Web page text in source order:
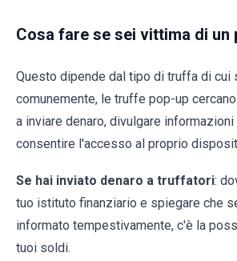
Cosa fare se sei vittima di un
Questo dipende dal tipo di truffa di cui
comunemente, le truffe pop-up
a inviare denaro, divulgare
consentire l'accesso al proprio
Se hai inviato denaro a truffatori:
tuo istituto finanziario e spiegare che
informato tempestivamente, c'è la
tuoi soldi.